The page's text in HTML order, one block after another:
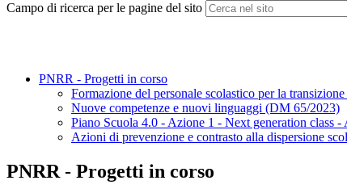
Campo di ricerca per le pagine del sito
PNRR - Progetti in corso
Formazione del personale scolastico per la
Nuove competenze e nuovi linguaggi (DM 65/2023)
Piano Scuola 4.0 - Azione 1 - Next generation
Azioni di prevenzione e contrasto alla dispersione
PNRR - Progetti in corso